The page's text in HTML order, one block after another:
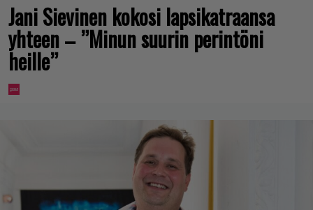
Jani Sievinen kokosi lapsikatraansa
yhteen – ”Minun suurin perintöni
heille”